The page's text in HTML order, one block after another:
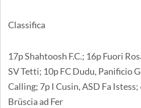
Classifica
17p Shahtoosh F.C.; 16p Fuori
SV Tetti; 10p FC Dudu, Panificio
Calling; 7p I Cusin, ASD Fa
Brüscia ad Fer